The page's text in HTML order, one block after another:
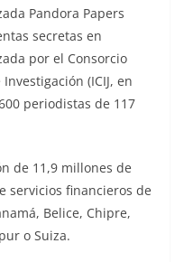
Pandora Papers
secretas en
por el Consorcio
(ICIJ, en
periodistas de 117
de 11,9 millones de
servicios financieros de
Belice, Chipre,
o Suiza.